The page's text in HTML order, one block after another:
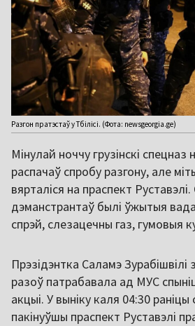
Разгон пратэстаў у Тбілісі. (Фота: newsgeorgia.ge)
Мінулай ноччу грузінскі спецназ
распачаў спробу разгону, але
вярталіся на праспект
дэманстрантаў былі ўжытыя
спрэй, слезацечны газ, гумовыя
Прэзідэнтка Саламэ Зурабішвілі
разоў патрабавала ад МУС
акцыі. У выніку каля 04:30 раніцы
пакінуўшы праспект Руставэлі